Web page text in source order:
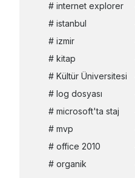
internet explorer
istanbul
izmir
kitap
Kültür Üniversitesi
log dosyası
microsoft'ta staj
mvp
office 2010
organik